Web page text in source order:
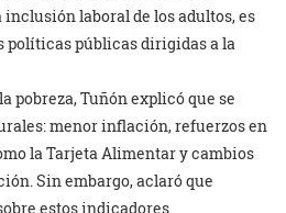
laboral de los adultos, es
políticas públicas dirigidas a la
pobreza, Tuñón explicó que se
menor inflación, refuerzos en
la Tarjeta Alimentar y cambios
Sin embargo, aclaró que
estos indicadores.